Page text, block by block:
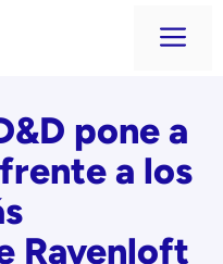
pone a
a los
Ravenloft